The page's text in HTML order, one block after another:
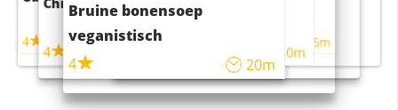
4
4 45m
Bruine bonensoep
veganistisch
4
20m
maaltijdsalade
40m
4 55m